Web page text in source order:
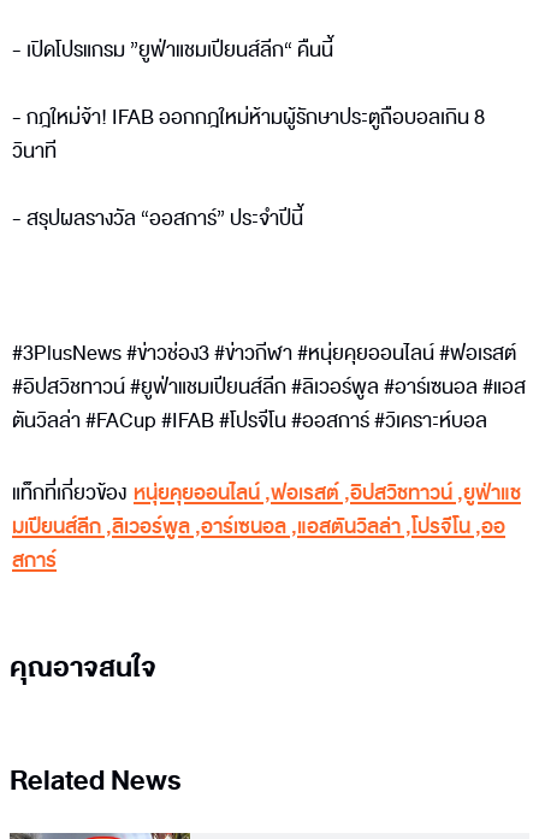
- เปิดโปรแกรม ”ยูฟ่าแชมเปียนส์ลีก“ คืนนี้
- กฎใหม่จ้า! IFAB ออกกฎใหม่ห้ามผู้รักษาประตูถือบอลเกิน 8
วินาที
- สรุปผลรางวัล “ออสการ์” ประจำปีนี้
#3PlusNews #ข่าวช่อง3 #ข่าวกีฬา #หนุ่ยคุยออนไลน์ #ฟอเรสต์
#อิปสวิชทาวน์ #ยูฟ่าแชมเปียนส์ลีก #ลิเวอร์พูล #อาร์เซนอล #แอส
ตันวิลล่า #FACup #IFAB #โปรจีโน #ออสการ์ #วิเคราะห์บอล
แท็กที่เกี่ยวข้อง หนุ่ยคุยออนไลน์,ฟอเรสต์,อิปสวิชทาวน์,ยูฟ่าแช
มเปียนส์ลีก,ลิเวอร์พูล,อาร์เซนอล,แอสตันวิลล่า,โปรจีโน,ออ
สการ์
คุณอาจสนใจ
Related News